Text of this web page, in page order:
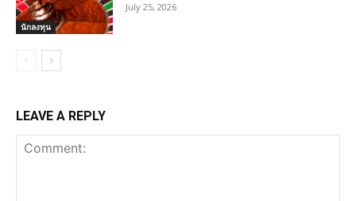
นักลงทุน
July 25, 2026
LEAVE A REPLY